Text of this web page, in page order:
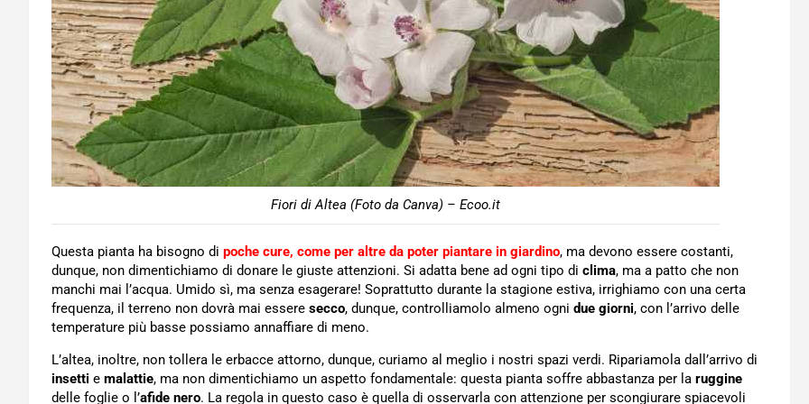
Fiori di Altea (Foto da Canva) – Ecoo.it
Questa pianta ha bisogno di poche cure, come per altre da poter piantare in giardino, ma devono essere costanti,
dunque, non dimentichiamo di donare le giuste attenzioni. Si adatta bene ad ogni tipo di clima, ma a patto che non
manchi mai l’acqua. Umido sì, ma senza esagerare! Soprattutto durante la stagione estiva, irrighiamo con una certa
frequenza, il terreno non dovrà mai essere secco, dunque, controlliamolo almeno ogni due giorni, con l’arrivo delle
temperature più basse possiamo annaffiare di meno.
L’altea, inoltre, non tollera le erbacce attorno, dunque, curiamo al meglio i nostri spazi verdi. Ripariamola dall’arrivo di
insetti e malattie, ma non dimentichiamo un aspetto fondamentale: questa pianta soffre abbastanza per la ruggine
delle foglie o l’afide nero. La regola in questo caso è quella di osservarla con attenzione per scongiurare spiacevoli